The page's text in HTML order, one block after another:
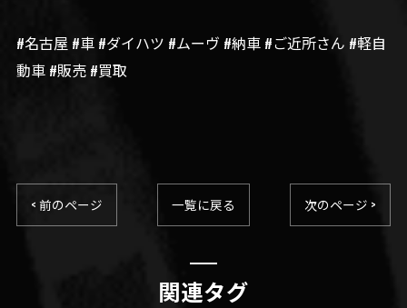
#名古屋 #車 #ダイハツ #ムーヴ #納車 #ご近所さん #軽自
動車 #販売 #買取
< 前のページ 一覧に戻る 次のページ >
関連タグ